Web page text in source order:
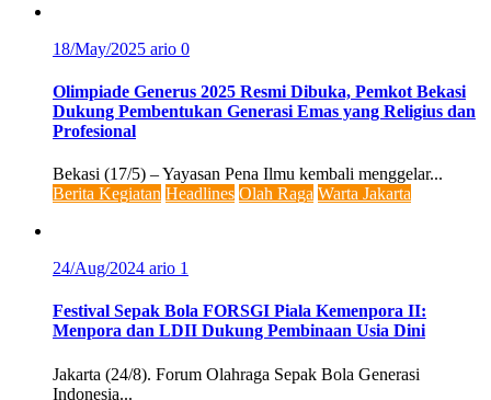
18/May/2025 ario 0
Olimpiade Generus 2025 Resmi Dibuka, Pemkot Bekasi
Dukung Pembentukan Generasi Emas yang Religius dan
Profesional
Bekasi (17/5) – Yayasan Pena Ilmu kembali menggelar...
Berita Kegiatan Headlines Olah Raga Warta Jakarta
24/Aug/2024 ario 1
Festival Sepak Bola FORSGI Piala Kemenpora II:
Menpora dan LDII Dukung Pembinaan Usia Dini
Jakarta (24/8). Forum Olahraga Sepak Bola Generasi
Indonesia...